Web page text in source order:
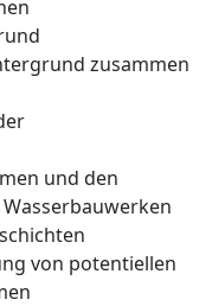
zusammen
und den
von potentiellen